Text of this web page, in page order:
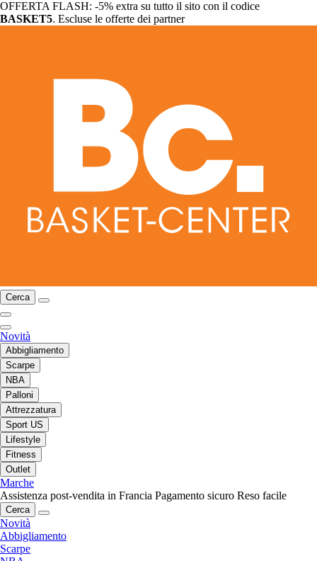
OFFERTA FLASH: -5% extra su tutto il sito con il codice
BASKET5. Escluse le offerte dei partner
Cerca
Novità
Abbigliamento
Scarpe
NBA
Palloni
Attrezzatura
Sport US
Lifestyle
Fitness
Outlet
Marche
Assistenza post-vendita in Francia Pagamento sicuro Reso facile
Cerca
Novità
Abbigliamento
Scarpe